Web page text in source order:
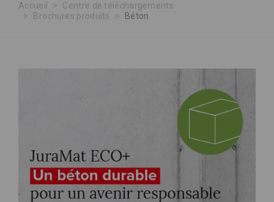
Accueil
Centre de téléchargements
Brochures produits
Béton